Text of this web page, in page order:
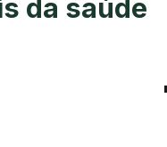
da saúde